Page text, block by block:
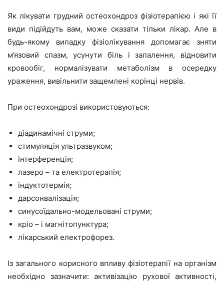
Як лікувати грудний остеохондроз фізіотерапією і які її
види підійдуть вам, може сказати тільки лікар. Але в
будь-якому випадку фізіолікування допомагає зняти
м’язовий спазм, усунути біль і запалення, відновити
кровообіг, нормалізувати метаболізм в осередку
ураження, вивільнити защемлені корінці нервів.
При остеохондрозі використовуються:
діадинамічні струми;
стимуляція ультразвуком;
інтерференція;
лазеро – та електротерапія;
індуктотермія;
дарсонвалізація;
синусоїдально-модельовані струми;
кріо – і магнітопунктура;
лікарський електрофорез.
Із загального корисного впливу фізіотерапії на організм
необхідно зазначити: активізацію рухової активності,